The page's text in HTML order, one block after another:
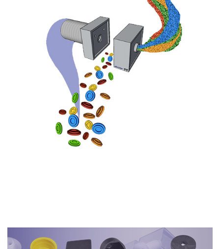
Nos nombreux partenaires sont
issus de tous types de secteurs
d'activité
Secteur agroalimentaire, automobile,
tuyauterie, robinetterie, agencement...